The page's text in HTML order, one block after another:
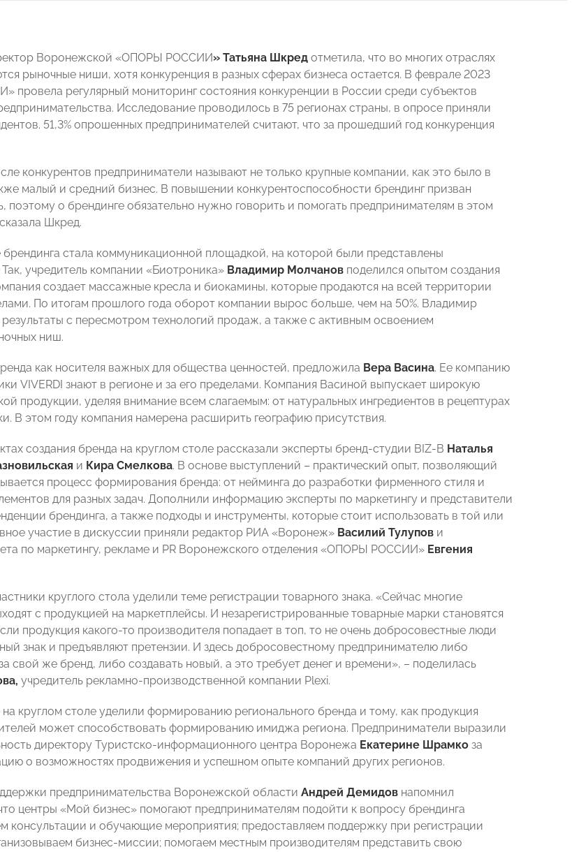
Воронежской «ОПОРЫ РОССИИ» Татьяна Шкред отметила, что во многих отраслях
рыночные ниши, хотя конкуренция в разных сферах бизнеса остается. В феврале 2023
провела регулярный мониторинг состояния конкуренции в России среди субъектов
Исследование проводилось в 75 регионах страны, в опросе приняли
51,3% опрошенных предпринимателей считают, что за прошедший год конкуренция
конкурентов предприниматели называют не только крупные компании, как это было в
малый и средний бизнес. В повышении конкурентоспособности брендинг призван
поэтому о брендинге обязательно нужно говорить и помогать предпринимателям в этом
Шкред.
брендинга стала коммуникационной площадкой, на которой были представлены
учредитель компании «Биотроника» Владимир Молчанов поделился опытом создания
создает массажные кресла и биокамины, которые продаются на всей территории
По итогам прошлого года оборот компании вырос больше, чем на 50%. Владимир
с пересмотром технологий продаж, а также с активным освоением
ниш.
как носителя важных для общества ценностей, предложила Вера Васина. Ее компанию
VIVERDI знают в регионе и за его пределами. Компания Васиной выпускает широкую
продукции, уделяя внимание всем слагаемым: от натуральных ингредиентов в рецептурах
В этом году компания намерена расширить географию присутствия.
создания бренда на круглом столе рассказали эксперты бренд-студии BIZ-B Наталья
и Кира Смелкова. В основе выступлений – практический опыт, позволяющий
процесс формирования бренда: от нейминга до разработки фирменного стиля и
для разных задач. Дополнили информацию эксперты по маркетингу и представители
брендинга, а также подходы и инструменты, которые стоит использовать в той или
участие в дискуссии приняли редактор РИА «Воронеж» Василий Тулупов и
по маркетингу, рекламе и PR Воронежского отделения «ОПОРЫ РОССИИ» Евгения
круглого стола уделили теме регистрации товарного знака. «Сейчас многие
с продукцией на маркетплейсы. И незарегистрированные товарные марки становятся
продукция какого-то производителя попадает в топ, то не очень добросовестные люди
знак и предъявляют претензии. И здесь добросовестному предпринимателю либо
свой же бренд, либо создавать новый, а это требует денег и времени», – поделилась
учредитель рекламно-производственной компании Plexi.
круглом столе уделили формированию регионального бренда и тому, как продукция
может способствовать формированию имиджа региона. Предприниматели выразили
директору Туристско-информационного центра Воронежа Екатерине Шрамко за
о возможностях продвижения и успешном опыте компаний других регионов.
предпринимательства Воронежской области Андрей Демидов напомнил
центры «Мой бизнес» помогают предпринимателям подойти к вопросу брендинга
консультации и обучающие мероприятия; предоставляем поддержку при регистрации
бизнес-миссии; помогаем местным производителям представить свою